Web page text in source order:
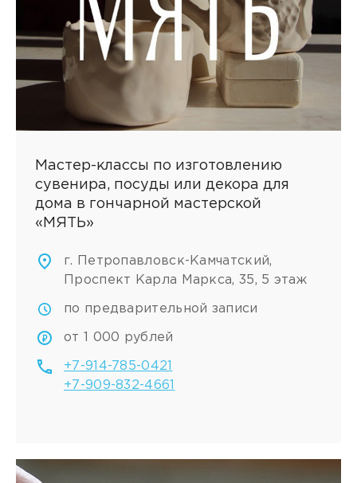
Мастер-классы по изготовлению
сувенира, посуды или декора для
дома в гончарной мастерской
«МЯТЬ»
г. Петропавловск-Камчатский,
Проспект Карла Маркса, 35, 5 этаж
по предварительной записи
от 1 000 рублей
+7-914-785-0421
+7-909-832-4661